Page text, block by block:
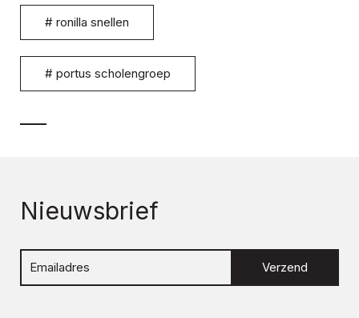
# ronilla snellen
# portus scholengroep
Nieuwsbrief
Verzend